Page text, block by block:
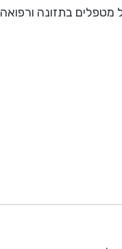
בתזונה ורפואה